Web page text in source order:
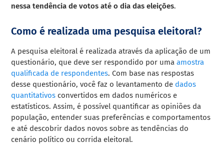
nessa tendência de votos até o dia das eleições.
Como é realizada uma pesquisa eleitoral?
A pesquisa eleitoral é realizada através da aplicação de um
questionário, que deve ser respondido por umaamostra
qualificada de respondentes.Com base nas respostas
desse questionário, você faz o levantamento de dados
quantitativos convertidos em dados numéricos e
estatísticos.Assim, é possível quantificar as opiniões da
população, entender suas preferências e comportamentos
e até descobrir dados novos sobre as tendências do
cenário político ou corrida eleitoral.